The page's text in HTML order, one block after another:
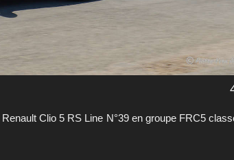
Clio 5 RS Line N°39 en groupe FRC5